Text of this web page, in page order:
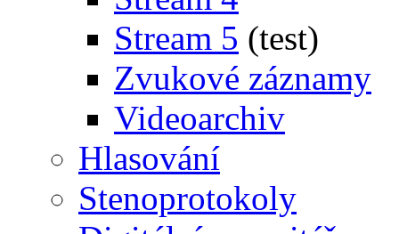
Stream 5 (test)
Zvukové záznamy
Videoarchiv
Hlasování
Stenoprotokoly